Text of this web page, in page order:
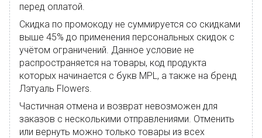
перед оплатой.
Скидка по промокоду не суммируется со скидками
выше 45% до применения персональных скидок с
учётом ограничений. Данное условие не
распространяется на товары, код продукта
которых начинается с букв MPL, а также на бренд
Лэтуаль Flowers.
Частичная отмена и возврат невозможен для
заказов с несколькими отправлениями. Отменить
или вернуть можно только товары из всех